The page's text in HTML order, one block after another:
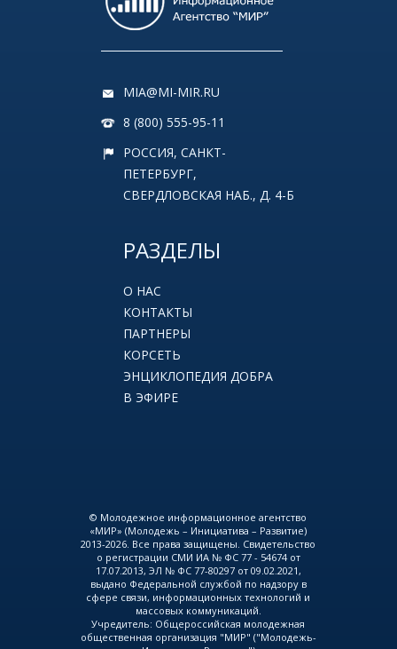
MIA@MI-MIR.RU
8 (800) 555-95-11
РОССИЯ, САНКТ-
ПЕТЕРБУРГ,
СВЕРДЛОВСКАЯ НАБ., Д. 4-Б
РАЗДЕЛЫ
О НАС
КОНТАКТЫ
ПАРТНЕРЫ
КОРСЕТЬ
ЭНЦИКЛОПЕДИЯ ДОБРА
В ЭФИРЕ
© Молодежное информационное агентство
«МИР» (Молодежь – Инициатива – Развитие)
2013-2026. Все права защищены. Свидетельство
о регистрации СМИ ИА № ФС 77 - 54674 от
17.07.2013, ЭЛ № ФС 77-80297 от 09.02.2021,
выдано Федеральной службой по надзору в
сфере связи, информационных технологий и
массовых коммуникаций.
Учредитель: Общероссийская молодежная
общественная организация "МИР" ("Молодежь-